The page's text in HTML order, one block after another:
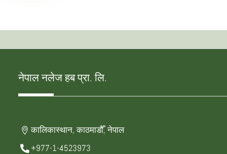
नेपाल नलेज हब प्रा. लि.
कालिकास्थान, काठमाडौँ, नेपाल
+977-1-4523973